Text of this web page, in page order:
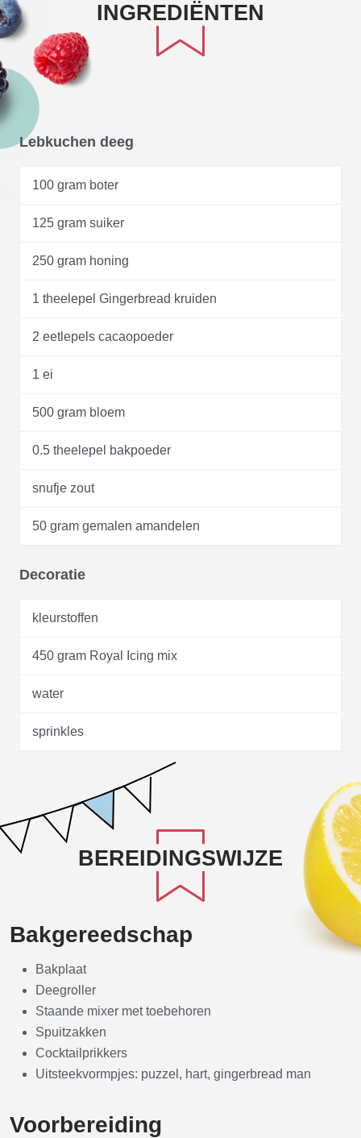
INGREDIËNTEN
Lebkuchen deeg
100 gram boter
125 gram suiker
250 gram honing
1 theelepel Gingerbread kruiden
2 eetlepels cacaopoeder
1 ei
500 gram bloem
0.5 theelepel bakpoeder
snufje zout
50 gram gemalen amandelen
Decoratie
kleurstoffen
450 gram Royal Icing mix
water
sprinkles
BEREIDINGSWIJZE
Bakgereedschap
Bakplaat
Deegroller
Staande mixer met toebehoren
Spuitzakken
Cocktailprikkers
Uitsteekvormpjes: puzzel, hart, gingerbread man
Voorbereiding